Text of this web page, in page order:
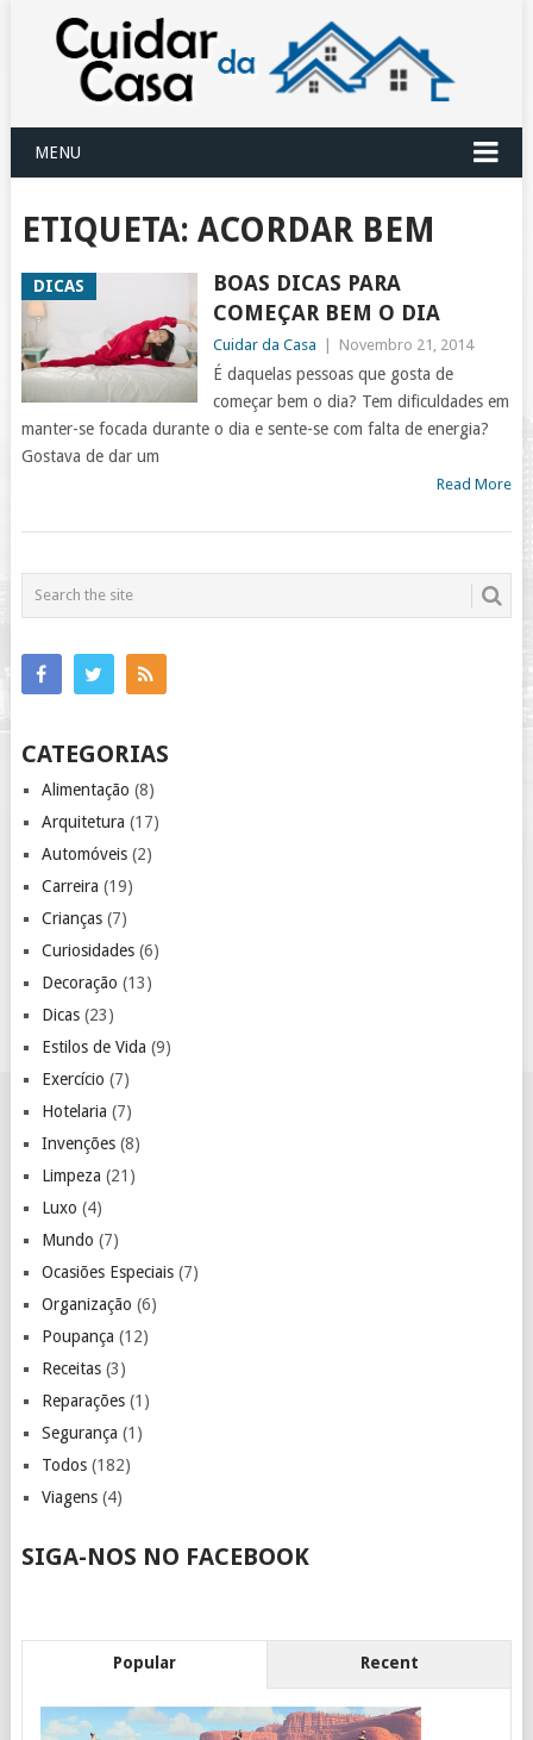
MENU
ETIQUETA: ACORDAR BEM
DICAS
BOAS DICAS PARA
COMEÇAR BEM O DIA
Cuidar da Casa Novembro 21, 2014
É daquelas pessoas que gosta de
começar bem o dia? Tem dificuldades em
manter-se focada durante o dia e sente-se com falta de energia?
Gostava de dar um
Read More
CATEGORIAS
Alimentação (8)
Arquitetura (17)
Automóveis(2)
Carreira (19)
Crianças(7)
Curiosidades(6)
Decoração (13)
Dicas(23)
Estilos de Vida (9)
Exercício (7)
Hotelaria (7)
Invenções(8)
Limpeza (21)
Luxo (4)
Mundo (7)
Ocasiões Especiais(7)
Organização (6)
Poupança (12)
Receitas(3)
Reparações(1)
Segurança (1)
Todos(182)
Viagens(4)
SIGA-NOS NO FACEBOOK
Popular Recent